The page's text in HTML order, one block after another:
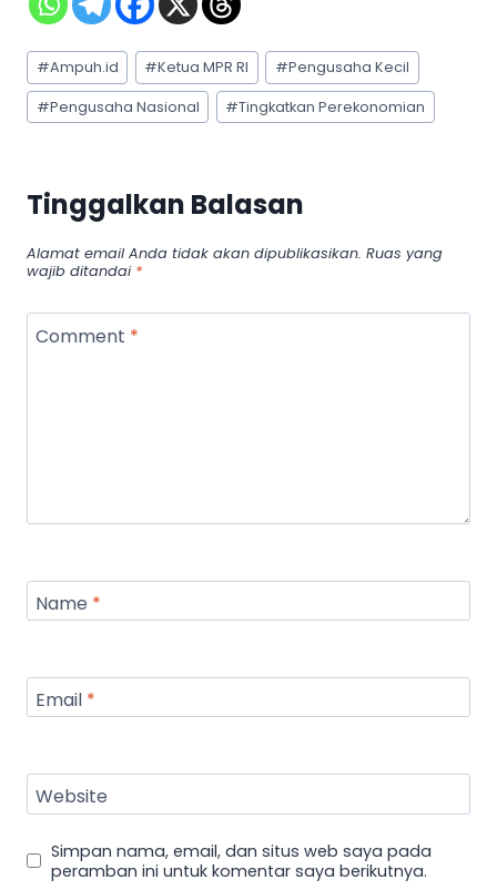
Post
Tags:
#Ampuh.id #Ketua MPR RI #Pengusaha Kecil
#Pengusaha Nasional #Tingkatkan Perekonomian
Tinggalkan Balasan
Alamat email Anda tidak akan dipublikasikan. Ruas yang
wajib ditandai *
Comment *
Name *
Email *
Website
Simpan nama, email, dan situs web saya pada
peramban ini untuk komentar saya berikutnya.